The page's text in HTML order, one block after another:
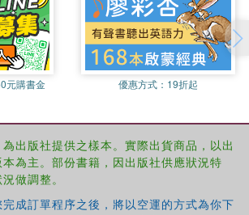
元購書金 優惠方式： 19折起
出版社提供之樣本。實際出貨商品，以出
為主。部份書籍，因出版社供應狀況特
做調整。
成訂單程序之後，將以空運的方式為你下